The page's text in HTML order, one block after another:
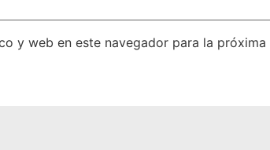
y web en este navegador para la